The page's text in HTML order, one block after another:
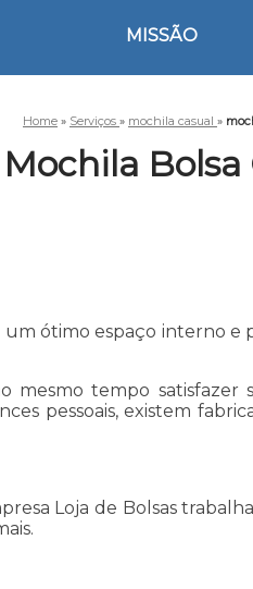
MISSÃO
Home » Serviços » mochila casual »
Mochila Bolsa
ótimo espaço interno e
tempo satisfazer
pessoais, existem
Loja de Bolsas